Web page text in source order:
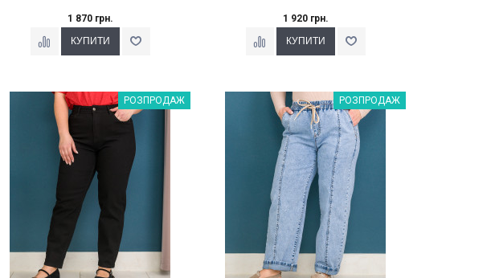
1 870 грн. 1 920 грн.
Наклейки Варіант з %РОЗПРОДАЖ Наклейки Варіант з %РОЗПРОДАЖ